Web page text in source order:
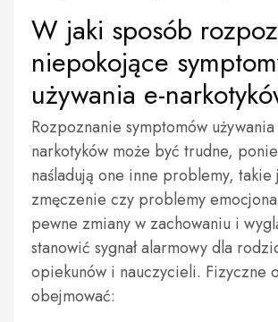
W jaki sposób
niepokojące
używania e-
Rozpoznanie symptomów
narkotyków może być trudne,
naśladują one inne problemy, takie
zmęczenie czy problemy
pewne zmiany w zachowaniu i
stanowić sygnał alarmowy dla
opiekunów i nauczycieli. Fizyczne
obejmować: